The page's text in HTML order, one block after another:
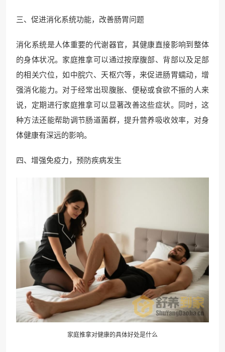
三、促进消化系统功能，改善肠胃问题
消化系统是人体重要的代谢器官，其健康直接影响到整体
的身体状况。家庭推拿可以通过按摩腹部、背部以及足部
的相关穴位，如中脘穴、天枢穴等，来促进肠胃蠕动，增
强消化能力。对于经常出现腹胀、便秘或食欲不振的人来
说，定期进行家庭推拿可以显著改善这些症状。同时，这
种方法还能帮助调节肠道菌群，提升营养吸收效率，对身
体健康有深远的影响。
四、增强免疫力，预防疾病发生
家庭推拿对健康的具体好处是什么